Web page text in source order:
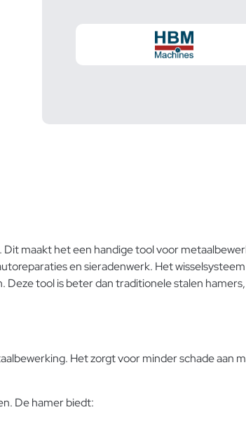
maakt het een handige tool voor
en sieradenwerk. Het
tool is beter dan traditionele stalen
Het zorgt voor minder schade aan
De hamer biedt: